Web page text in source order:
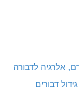
אלרגיה לדבורה
דבורים